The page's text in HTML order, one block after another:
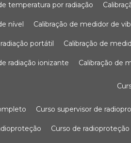
temperatura por radiação
nível calibração de medidor de
portátil calibração de
radiação ionizante calibração de
curso supervisor de
curso de radioproteção